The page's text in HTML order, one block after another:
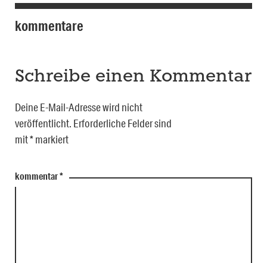
kommentare
Schreibe einen Kommentar
Deine E-Mail-Adresse wird nicht
veröffentlicht. Erforderliche Felder sind
mit*markiert
kommentar*